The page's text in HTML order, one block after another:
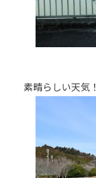
素晴らしい天気！